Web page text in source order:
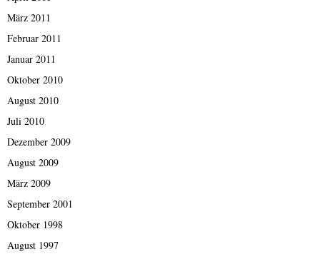
März 2011
Februar 2011
Januar 2011
Oktober 2010
August 2010
Juli 2010
Dezember 2009
August 2009
März 2009
September 2001
Oktober 1998
August 1997